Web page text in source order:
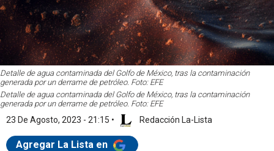
Detalle de agua contaminada del Golfo de México, tras la contaminación
generada por un derrame de petróleo. Foto: EFE
Detalle de agua contaminada del Golfo de México, tras la contaminación
generada por un derrame de petróleo. Foto: EFE
23 De Agosto, 2023 - 21:15 • Redacción La-Lista
Agregar La Lista en